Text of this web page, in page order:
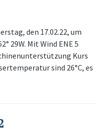
den 17.02.22, um
29W. Mit Wind ENE 5
Kurs
sind 26°C, es